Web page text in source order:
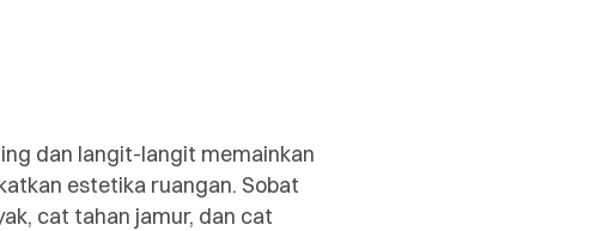
dan langit-langit memainkan
estetika ruangan. Sobat
cat tahan jamur, dan cat